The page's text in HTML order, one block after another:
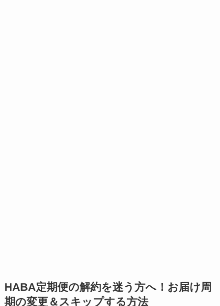
HABA定期便の解約を迷う方へ！ お届け周
期の変更＆スキップする方法